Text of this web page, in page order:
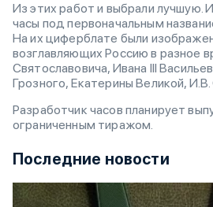
Из этих работ и выбрали лучшую.
часы под первоначальным
На их циферблате были
возглавляющих Россию в разное
Святославовича, Ивана III
Грозного, Екатерины Великой,
Разработчик часов планирует
ограниченным тиражом.
Последние новости